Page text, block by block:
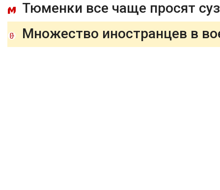
Тюменки все чаще просят
Множество иностранцев в